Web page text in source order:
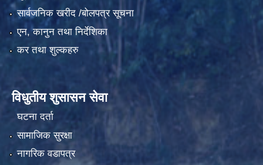
सार्वजनिक खरीद /बोलपत्र सूचना
एन, कानुन तथा निर्देशिका
कर तथा शुल्कहरु
विधुतीय शुसासन सेवा
घटना दर्ता
सामाजिक सुरक्षा
नागरिक वडापत्र